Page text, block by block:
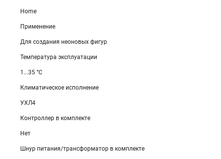
Home
Применение
Для создания неоновых фигур
Температура эксплуатации
1...35 °C
Климатическое исполнение
УХЛ4
Контроллер в комплекте
Нет
Шнур питания/трансформатор в комплекте